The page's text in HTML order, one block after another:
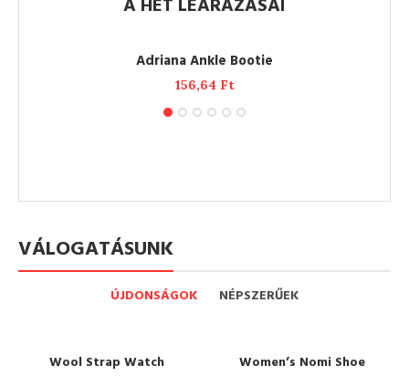
A HÉT LEÁRAZÁSAI
ADD TO CART
Adriana Ankle Bootie
156,64 Ft
VÁLOGATÁSUNK
ÚJDONSÁGOK NÉPSZERŰEK
-25%
ADD TO CART
Wool Strap Watch SOLD OUT
READ MORE
Women’s Nomi Shoe